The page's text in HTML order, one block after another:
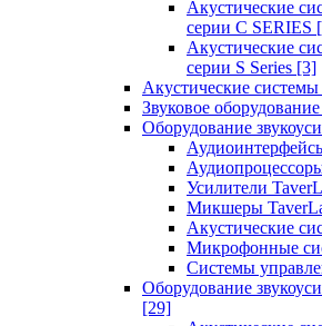
Акустические
серии C SERIES
Акустические
серии S Series [3]
Акустические
Звуковое
Оборудование
Усилители
Микшеры
Акустические
Микрофонные
Системы
Оборудование
[29]